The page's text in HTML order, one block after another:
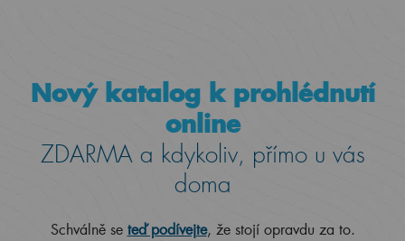
Nový katalog k prohlédnutí
online
ZDARMA a kdykoliv, přímo u vás
doma
Schválně se teď podívejte, že stojí opravdu za to.